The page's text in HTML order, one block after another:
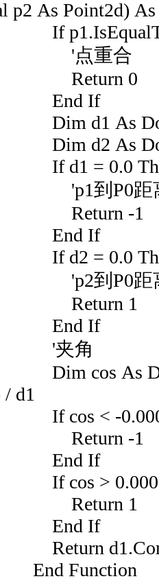
p2 As Point2d)
If
'点重合
Return 0
End If
Dim d1 As
Dim d2 As
If d1 = 0.0
'p1到P0距
Return -1
End If
If d2 = 0.0
'p2到P0距
Return 1
End If
'夹角
Dim cos As
/ d1
If cos < -
Return -1
End If
If cos >
Return 1
End If
Return
End Function